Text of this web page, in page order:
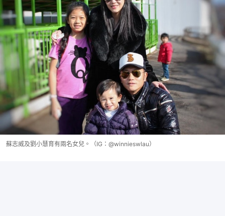
蘇志威及劉小慧育有兩名女兒。（IG：@winnieswlau）